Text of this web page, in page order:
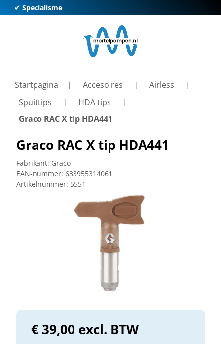
✔ Specialisme ✔
Startpagina Accesoires
Airless
Spuittips
HDA tips
Graco RAC X tip HDA441
Graco RAC X tip HDA441
Fabrikant: Graco
EAN-nummer: 633955314061
Artikelnummer: 5551
€ 39,00 excl. BTW